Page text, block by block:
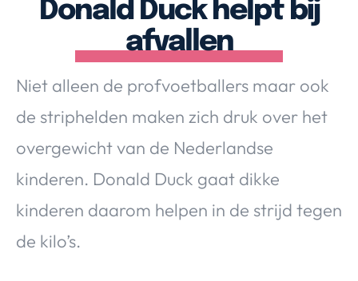
Over Valerie
De Top 5
VALERIE'S CHOICE
Food & Drinks Health & Beauty Gadgets
Huis & Tuin
Travel
Lifestyle
Donald Duck helpt bij
afvallen
Niet alleen de profvoetballers maar ook
de striphelden maken zich druk over het
overgewicht van de Nederlandse
kinderen. Donald Duck gaat dikke
kinderen daarom helpen in de strijd tegen
de kilo’s.